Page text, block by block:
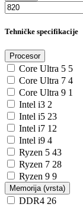
Tehničke specifikacije
Procesor
Core Ultra 5 5
Core Ultra 7 4
Core Ultra 9 1
Intel i3 2
Intel i5 23
Intel i7 12
Intel i9 4
Ryzen 5 43
Ryzen 7 28
Ryzen 9 9
Memorija (vrsta)
DDR4 26